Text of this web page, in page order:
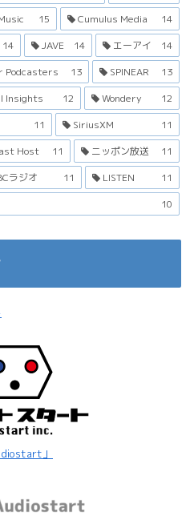
15 Cumulus Media
14
14 JAVE 14 エーアイ
14
Podcasters 13 SPINEAR
13
Insights 12 Wondery
12
11 SiriusXM
11
Host 11 ニッポン放送
11
ラジオ 11 LISTEN
11
10
」